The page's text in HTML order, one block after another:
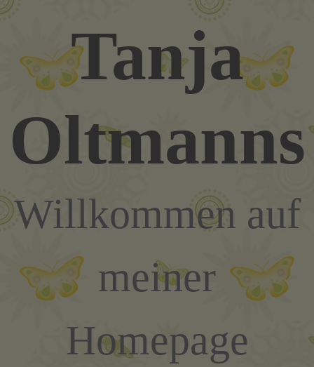
Zum
springen Tanja
Oltmanns
Willkommen auf
meiner
Homepage